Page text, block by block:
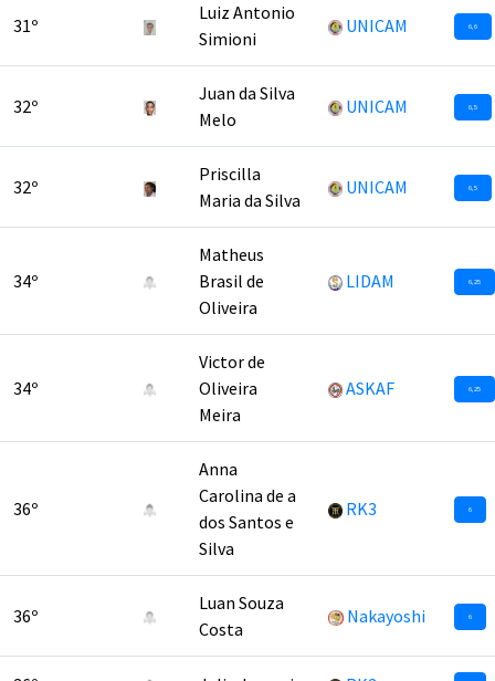
31º
Luiz Antonio
Simioni
UNICAM 6,6
32º
Juan da Silva
Melo
UNICAM 6,5
32º
Priscilla
Maria da Silva
UNICAM 6,5
34º
Matheus
Brasil de
Oliveira
LIDAM 6,25
34º
Victor de
Oliveira
Meira
ASKAF 6,25
36º
Anna
Carolina de a
dos Santos e
Silva
RK3 6
36º
Luan Souza
Costa
Nakayoshi 6